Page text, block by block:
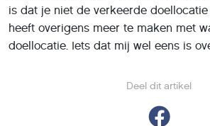
Deel dit artikel
is dat je niet de verkeerde
heeft overigens meer te maken met
doellocatie. Iets dat mij wel eens is